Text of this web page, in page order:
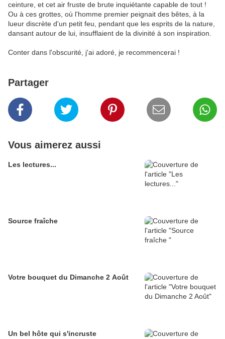
ceinture, et cet air fruste de brute inquiétante capable de tout !
Ou à ces grottes, où l'homme premier peignait des bêtes, à la
lueur discrète d'un petit feu, pendant que les esprits de la nature,
dansant autour de lui, insufflaient de la divinité à son inspiration.
Conter dans l'obscurité, j'ai adoré, je recommencerai !
Partager
Vous aimerez aussi
Les lectures...
Source fraîche
Votre bouquet du Dimanche 2 Août
Un bel hôte qui s'incruste